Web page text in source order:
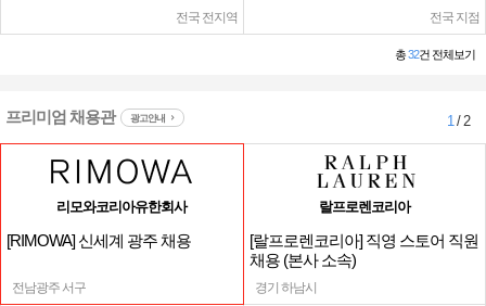
전국 전지역 전국 지점
총32건 전체보기
프리미엄 채용관 광고안내 1/ 2
리모와코리아유한회사
[RIMOWA] 신세계 광주 채용
전남광주 서구
랄프로렌코리아
[랄프로렌코리아] 직영 스토어 직원
채용 (본사 소속)
경기 하남시